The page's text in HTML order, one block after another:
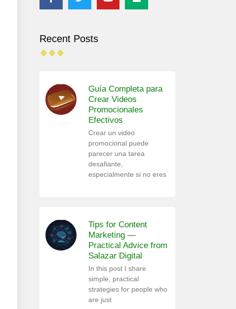
Recent Posts
Guía Completa para
Crear Videos
Promocionales
Efectivos
Crear un video
promocional puede
parecer una tarea
desafiante,
especialmente si no eres
Tips for Content
Marketing —
Practical Advice from
Salazar Digital
In this post I share
simple, practical
strategies for people who
are just